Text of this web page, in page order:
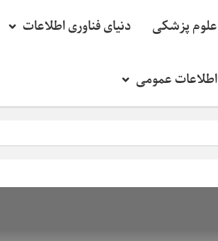
علوم پزشکی دنیای فناوری اطلاعات
اطلاعات عمومی